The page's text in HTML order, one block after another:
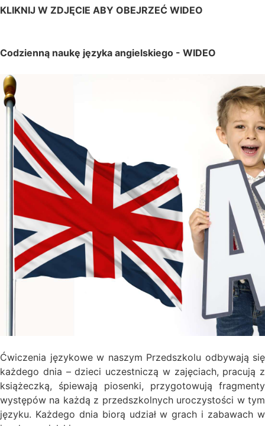
KLIKNIJ W ZDJĘCIE ABY OBEJRZEĆ WIDEO
Codzienną naukę języka angielskiego - WIDEO
Ćwiczenia językowe w naszym Przedszkolu odbywają się
każdego dnia – dzieci uczestniczą w zajęciach, pracują z
książeczką, śpiewają piosenki, przygotowują fragmenty
występów na każdą z przedszkolnych uroczystości w tym
języku. Każdego dnia biorą udział w grach i zabawach w